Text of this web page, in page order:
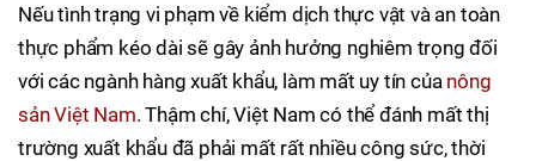
Nếu tình trạng vi phạm về kiểm dịch thực vật và an toàn
thực phẩm kéo dài sẽ gây ảnh hưởng nghiêm trọng đối
với các ngành hàng xuất khẩu, làm mất uy tín của nông
sản Việt Nam. Thậm chí, Việt Nam có thể đánh mất thị
trường xuất khẩu đã phải mất rất nhiều công sức, thời